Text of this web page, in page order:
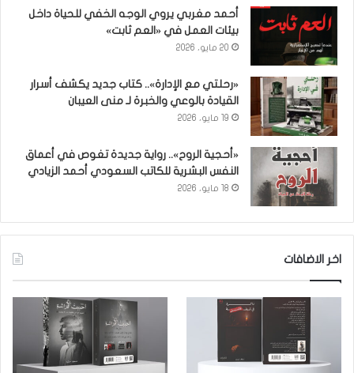
أحمد مغربي يروي الوجه الخفي للحياة داخل
بيئات العمل في «العم ثابت»
20 مايو، 2026
«رحلتي مع الإدارة».. كتاب جديد يكشف أسرار
القيادة بالوعي والخبرة لـ منى العيبان
19 مايو، 2026
«أحجية الروح».. رواية جديدة تغوص في أعماق
النفس البشرية للكاتب السعودي أحمد الزيادي
18 مايو، 2026
اخر الاضافات